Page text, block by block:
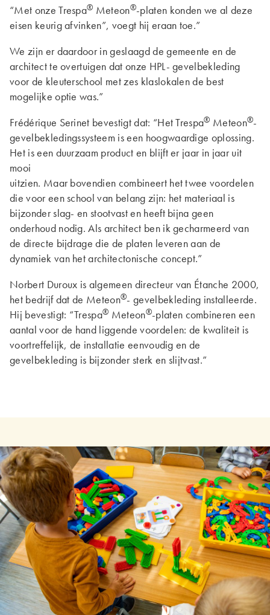
“Met onze Trespa® Meteon®-platen konden we al deze
eisen keurig afvinken”, voegt hij eraan toe.”
We zijn er daardoor in geslaagd de gemeente en de
architect te overtuigen dat onze HPL- gevelbekleding
voor de kleuterschool met zes klaslokalen de best
mogelijke optie was.”
Frédérique Serinet bevestigt dat: “Het Trespa® Meteon®-
gevelbekledingssysteem is een hoogwaardige oplossing.
Het is een duurzaam product en blijft er jaar in jaar uit
mooi
uitzien. Maar bovendien combineert het twee voordelen
die voor een school van belang zijn: het materiaal is
bijzonder slag- en stootvast en heeft bijna geen
onderhoud nodig. Als architect ben ik gecharmeerd van
de directe bijdrage die de platen leveren aan de
dynamiek van het architectonische concept.”
Norbert Duroux is algemeen directeur van Étanche 2000,
het bedrijf dat de Meteon®- gevelbekleding installeerde.
Hij bevestigt: “Trespa® Meteon®-platen combineren een
aantal voor de hand liggende voordelen: de kwaliteit is
voortreffelijk, de installatie eenvoudig en de
gevelbekleding is bijzonder sterk en slijtvast.”